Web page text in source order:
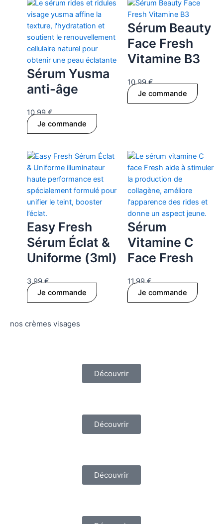
Sérum Yusma
anti-âge
10.99€
Je commande
Sérum Beauty
Face Fresh
Vitamine B3
10.99€
Je commande
Easy Fresh
Sérum Éclat &
Uniforme (3ml)
3.99€
Je commande
Sérum
Vitamine C
Face Fresh
11.99€
Je commande
nos crèmes visages
Découvrir
Découvrir
Découvrir